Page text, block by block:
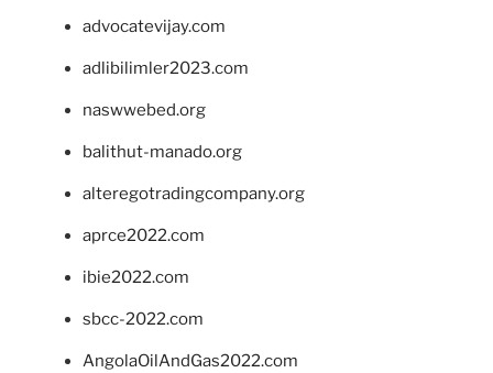
advocatevijay.com
adlibilimler2023.com
naswwebed.org
balithut-manado.org
alteregotradingcompany.org
aprce2022.com
ibie2022.com
sbcc-2022.com
AngolaOilAndGas2022.com